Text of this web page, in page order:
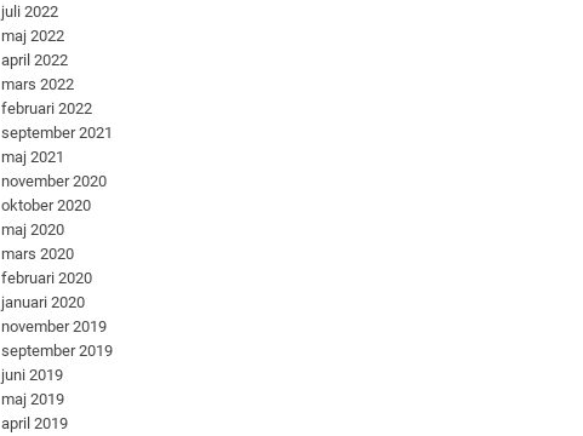
juli 2022
maj 2022
april 2022
mars 2022
februari 2022
september 2021
maj 2021
november 2020
oktober 2020
maj 2020
mars 2020
februari 2020
januari 2020
november 2019
september 2019
juni 2019
maj 2019
april 2019